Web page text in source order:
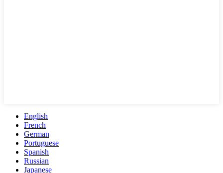
English
French
German
Portuguese
Spanish
Russian
Japanese